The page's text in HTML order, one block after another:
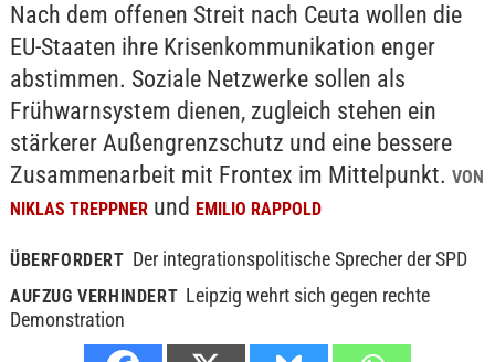
Nach dem offenen Streit nach Ceuta wollen die
EU-Staaten ihre Krisenkommunikation enger
abstimmen. Soziale Netzwerke sollen als
Frühwarnsystem dienen, zugleich stehen ein
stärkerer Außengrenzschutz und eine bessere
Zusammenarbeit mit Frontex im Mittelpunkt. VON
NIKLAS TREPPNERund EMILIO RAPPOLD
ÜBERFORDERT Der integrationspolitische Sprecher der SPD
AUFZUG VERHINDERT Leipzig wehrt sich gegen rechte
Demonstration